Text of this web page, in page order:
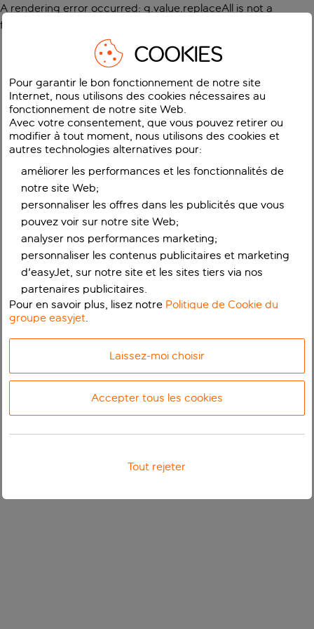
A rendering error occurred: g.value.replaceAll is not a
function
COOKIES
Pour garantir le bon fonctionnement de notre site
Internet, nous utilisons des cookies nécessaires au
fonctionnement de notre site Web.
Avec votre consentement, que vous pouvez retirer ou
modifier à tout moment, nous utilisons des cookies et
autres technologies alternatives pour:
améliorer les performances et les fonctionnalités de
notre site Web;
personnaliser les offres dans les publicités que vous
pouvez voir sur notre site Web;
analyser nos performances marketing;
personnaliser les contenus publicitaires et marketing
d'easyJet, sur notre site et les sites tiers via nos
partenaires publicitaires.
Pour en savoir plus, lisez notre Politique de Cookie du
groupe easyjet.
Laissez-moi choisir
Accepter tous les cookies
Tout rejeter